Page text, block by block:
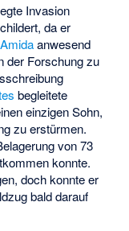
Invasion
da er
Amidaanwesend
der Forschung zu
begleitete
einzigen Sohn,
zu erstürmen.
von 73
konnte.
doch konnte er
bald darauf